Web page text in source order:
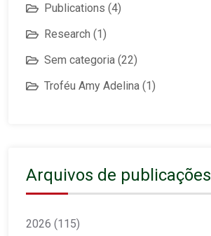
Publications (4)
Research (1)
Sem categoria (22)
Troféu Amy Adelina (1)
Arquivos de publicações
2026 (115)